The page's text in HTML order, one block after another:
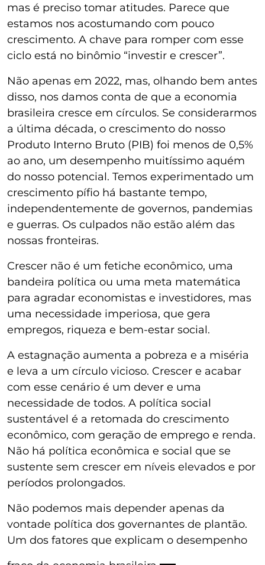
mas é preciso tomar atitudes. Parece que
estamos nos acostumando com pouco
crescimento. A chave para romper com esse
ciclo está no binômio “investir e crescer”.
Não apenas em 2022, mas, olhando bem antes
disso, nos damos conta de que a economia
brasileira cresce em círculos. Se considerarmos
a última década, o crescimento do nosso
Produto Interno Bruto (PIB) foi menos de 0,5%
ao ano, um desempenho muitíssimo aquém
do nosso potencial. Temos experimentado um
crescimento pífio há bastante tempo,
independentemente de governos, pandemias
e guerras. Os culpados não estão além das
nossas fronteiras.
Crescer não é um fetiche econômico, uma
bandeira política ou uma meta matemática
para agradar economistas e investidores, mas
uma necessidade imperiosa, que gera
empregos, riqueza e bem-estar social.
A estagnação aumenta a pobreza e a miséria
e leva a um círculo vicioso. Crescer e acabar
com esse cenário é um dever e uma
necessidade de todos. A política social
sustentável é a retomada do crescimento
econômico, com geração de emprego e renda.
Não há política econômica e social que se
sustente sem crescer em níveis elevados e por
períodos prolongados.
Não podemos mais depender apenas da
vontade política dos governantes de plantão.
Um dos fatores que explicam o desempenho